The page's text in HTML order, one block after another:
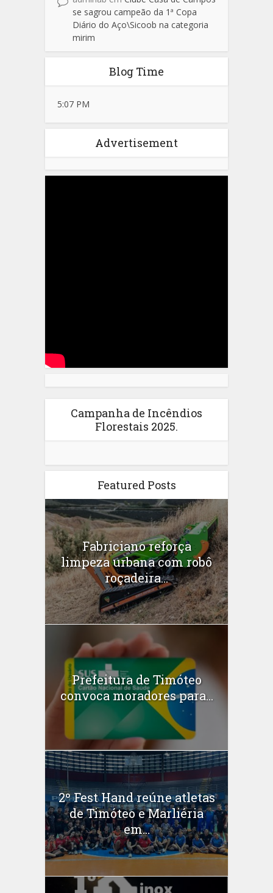
se sagrou campeão da 1ª Copa
Diário do Aço\Sicoob na categoria
mirim
Blog Time
5:07 PM
Advertisement
Campanha de Incêndios
Florestais 2025.
Featured Posts
Fabriciano reforça
limpeza urbana com robô
roçadeira...
Prefeitura de Timóteo
convoca moradores para...
2º Fest Hand reúne atletas
de Timóteo e Marliéria
em...